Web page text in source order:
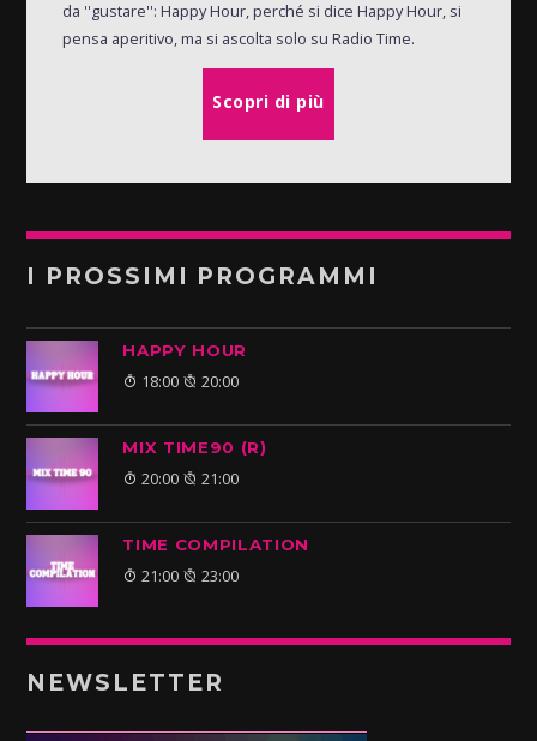
da ''gustare'': Happy Hour, perché si dice Happy Hour, si
pensa aperitivo, ma si ascolta solo su Radio Time.
Scopri di più
I PROSSIMI PROGRAMMI
HAPPY HOUR
18:00 20:00
MIX TIME90 (R)
20:00 21:00
TIME COMPILATION
21:00 23:00
NEWSLETTER